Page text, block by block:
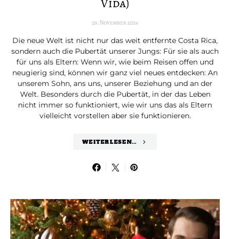
29. November 2024
Die neue Welt ist nicht nur das weit entfernte Costa Rica,
sondern auch die Pubertät unserer Jungs: Für sie als auch
für uns als Eltern: Wenn wir, wie beim Reisen offen und
neugierig sind, können wir ganz viel neues entdecken: An
unserem Sohn, ans uns, unserer Beziehung und an der
Welt. Besonders durch die Pubertät, in der das Leben
nicht immer so funktioniert, wie wir uns das als Eltern
vielleicht vorstellen aber sie funktionieren.
WEITERLESEN...